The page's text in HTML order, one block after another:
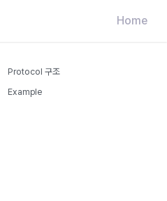
Home
Protocol 구조
Example